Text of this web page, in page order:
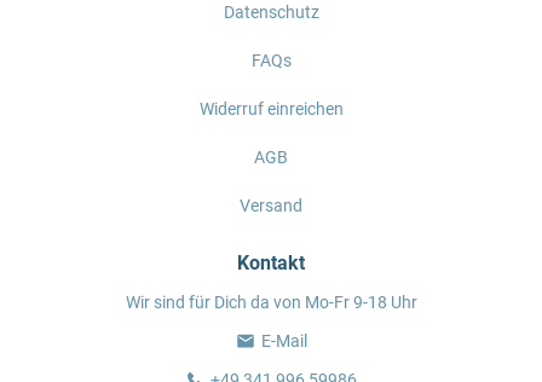
Datenschutz
FAQs
Widerruf einreichen
AGB
Versand
Kontakt
Wir sind für Dich da von Mo-Fr 9-18 Uhr
E-Mail